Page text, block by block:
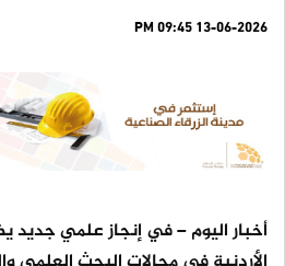
13-06-2026 09:45 PM
أخبار اليوم – في إنجاز علمي